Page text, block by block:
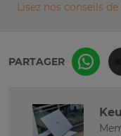
Lisez nos conseils
PARTAGER